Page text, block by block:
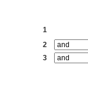
1
2
3